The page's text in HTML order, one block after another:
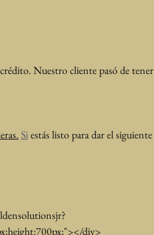
Nuestro cliente pasó de tener
Si estás listo para dar el siguiente
div>